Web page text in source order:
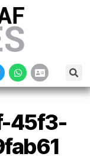
45f3-